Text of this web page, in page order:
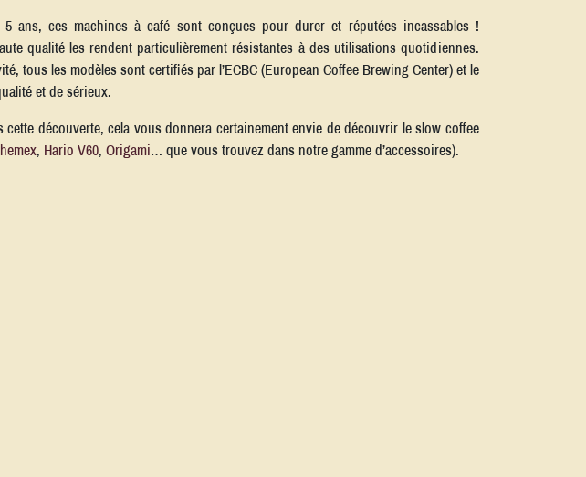
ans, ces machines à café sont conçues pour durer et réputées incassables !
qualité les rendent particulièrement résistantes à des utilisations quotidiennes.
tous les modèles sont certifiés par l’ECBC (European Coffee Brewing Center) et le
et de sérieux.
cette découverte, cela vous donnera certainement envie de découvrir le slow coffee
, Hario V60, Origami… que vous trouvez dans notre gamme d’accessoires).